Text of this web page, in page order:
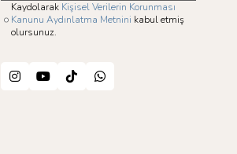
Kaydolarak Kişisel Verilerin Korunması
Kanunu Aydınlatma Metnini kabul etmiş
olursunuz.